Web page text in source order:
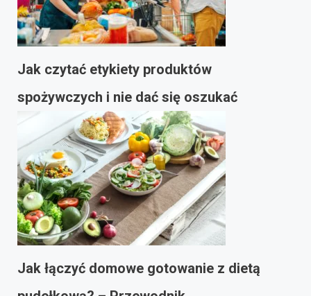
Jak czytać etykiety produktów
spożywczych i nie dać się oszukać
Jak łączyć domowe gotowanie z dietą